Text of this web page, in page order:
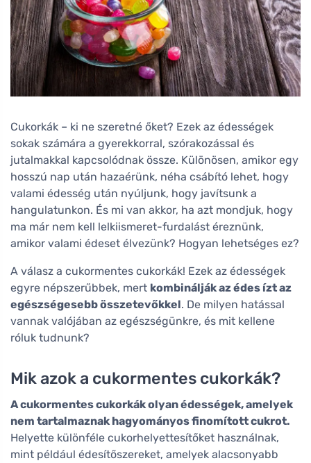
Cukorkák – ki ne szeretné őket? Ezek az édességek
sokak számára a gyerekkorral, szórakozással és
jutalmakkal kapcsolódnak össze. Különösen, amikor egy
hosszú nap után hazaérünk, néha csábító lehet, hogy
valami édesség után nyúljunk, hogy javítsunk a
hangulatunkon. És mi van akkor, ha azt mondjuk, hogy
ma már nem kell lelkiismeret-furdalást éreznünk,
amikor valami édeset élvezünk? Hogyan lehetséges ez?
A válasz a cukormentes cukorkák! Ezek az édességek
egyre népszerűbbek, mert kombinálják az édes ízt az
egészségesebb összetevőkkel. De milyen hatással
vannak valójában az egészségünkre, és mit kellene
róluk tudnunk?
Mik azok a cukormentes cukorkák?
A cukormentes cukorkák olyan édességek, amelyek
nem tartalmaznak hagyományos finomított cukrot.
Helyette különféle cukorhelyettesítőket használnak,
mint például édesítőszereket, amelyek alacsonyabb